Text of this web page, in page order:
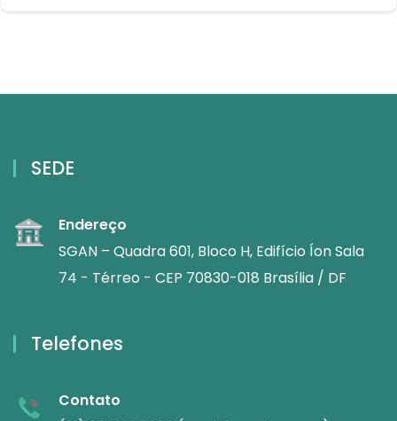
SEDE
Endereço
SGAN – Quadra 601, Bloco H, Edifício Íon Sala
74 - Térreo - CEP 70830-018 Brasília / DF
Telefones
Contato